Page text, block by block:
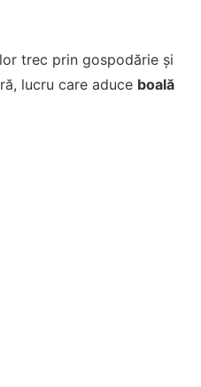
trec prin gospodărie și
lucru care aduce boală